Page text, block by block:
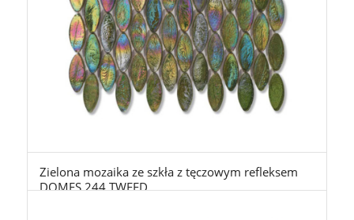
Zielona mozaika ze szkła z tęczowym refleksem
DOMES 244 TWEED